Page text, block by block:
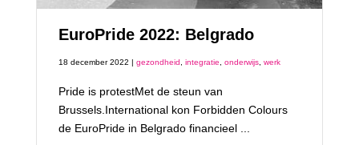
EuroPride 2022: Belgrado
18 december 2022 | gezondheid integratie onderwijs, werk
Pride is protestMet de steun van
Brussels.International kon Forbidden Colours
de EuroPride in Belgrado financieel ...